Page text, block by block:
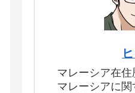
マレーシア在住
マレーシアに